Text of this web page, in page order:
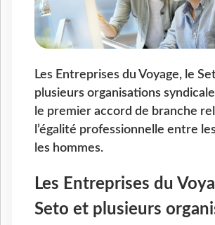
Les Entreprises du Voyage, le
plusieurs organisations
le premier accord de branche
l’égalité professionnelle entre
les hommes.
Les Entreprises du
Seto et plusieurs